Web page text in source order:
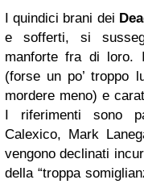
I quindici brani dei
e sofferti, si
manforte fra di loro.
(forse un po’ troppo
mordere meno) e
I riferimenti sono
Calexico, Mark
vengono declinati
della “troppa